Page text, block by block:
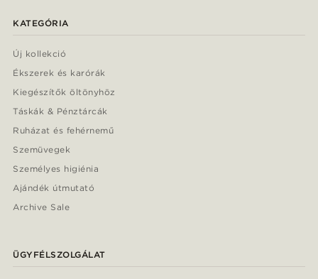
KATEGÓRIA
Új kollekció
Ékszerek és karórák
Kiegészítők öltönyhöz
Táskák & Pénztárcák
Ruházat és fehérnemű
Szemüvegek
Személyes higiénia
Ajándék útmutató
Archive Sale
ÜGYFÉLSZOLGÁLAT